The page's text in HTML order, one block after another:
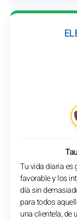
Tu vida diaria es
favorable y los
día sin
para todos
una clientela, de